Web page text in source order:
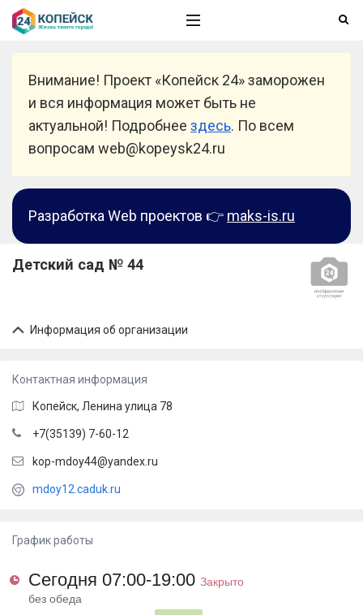
Внимание! Проект «Копейск 24» заморожен
и вся информация может быть не
актуальной! Подробнее здесь. По всем
вопросам web@kopeysk24.ru
Разработка Web проектов 👉 maks-is.ru
Детский сад № 44
Информация об организации
Контактная информация
Копейск, Ленина улица 78
+7(35139) 7-60-12
kop-mdoy44@yandex.ru
mdoy12.caduk.ru
График работы
Сегодня 07:00-19:00 Закрыто
без обеда